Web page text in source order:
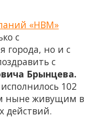
«НВМ»
с
города, но и с
с
Брынцева.
102
ныне живущим в
действий.